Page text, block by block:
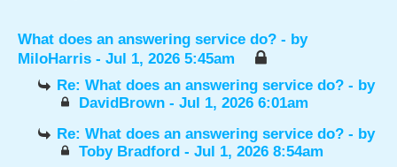
What does an answering service do? - by
MiloHarris - Jul 1, 2026 5:45am
Re: What does an answering service do? - by
DavidBrown- Jul 1, 2026 6:01am
Re: What does an answering service do? - by
Toby Bradford- Jul 1, 2026 8:54am